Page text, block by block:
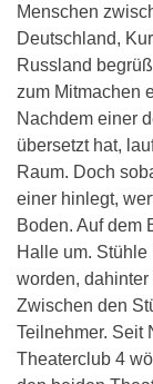
Menschen
Deutschland,
Russland
zum Mitmachen
Nachdem einer
übersetzt hat,
Raum. Doch
einer hinlegt,
Boden. Auf dem
Halle um.
worden,
Zwischen den
Teilnehmer. Seit
Theaterclub 4